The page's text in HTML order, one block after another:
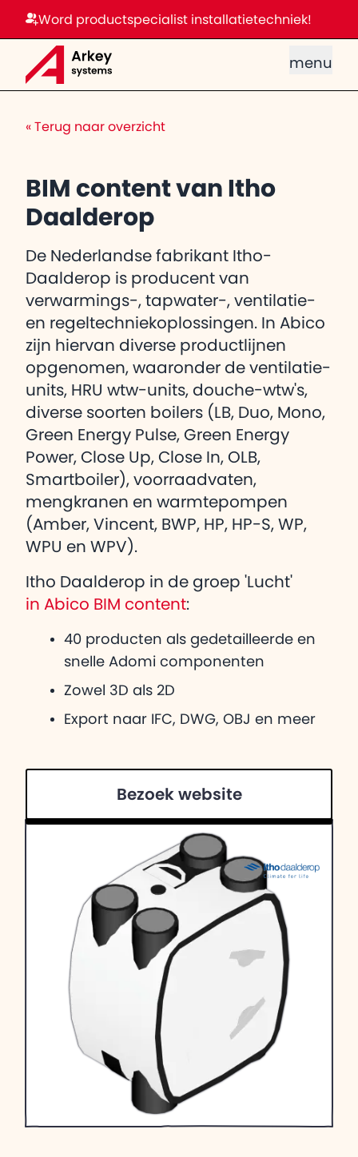
Word productspecialist installatietechniek!
menu
« Terug naar overzicht
BIM content van Itho
Daalderop
De Nederlandse fabrikant Itho-
Daalderop is producent van
verwarmings-, tapwater-, ventilatie-
en regeltechniekoplossingen. In Abico
zijn hiervan diverse productlijnen
opgenomen, waaronder de ventilatie-
units, HRU wtw-units, douche-wtw's,
diverse soorten boilers (LB, Duo, Mono,
Green Energy Pulse, Green Energy
Power, Close Up, Close In, OLB,
Smartboiler), voorraadvaten,
mengkranen en warmtepompen
(Amber, Vincent, BWP, HP, HP-S, WP,
WPU en WPV).
Itho Daalderop in de groep 'Lucht'
in Abico BIM content:
40 producten als gedetailleerde en
snelle Adomi componenten
Zowel 3D als 2D
Export naar IFC, DWG, OBJ en meer
Bezoek website